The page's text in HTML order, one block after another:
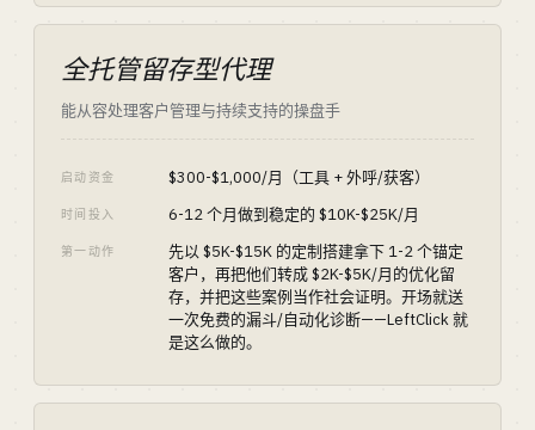
全托管留存型代理
能从容处理客户管理与持续支持的操盘手
启动资金 $300-$1,000/月（工具 + 外呼/获客）
时间投入 6-12 个月做到稳定的 $10K-$25K/月
第一动作
先以 $5K-$15K 的定制搭建拿下 1-2 个锚定
客户，再把他们转成 $2K-$5K/月的优化留
存，并把这些案例当作社会证明。开场就送
一次免费的漏斗/自动化诊断——LeftClick 就
是这么做的。